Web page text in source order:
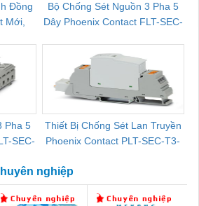
Đồng
Mới,
Bộ Chống Sét Nguồn 3 Pha 5
Dây Phoenix Contact FLT-SEC-
Pha 5
SEC-
Thiết Bị Chống Sét Lan Truyền
Phoenix Contact PLT-SEC-T3-
nghiệp